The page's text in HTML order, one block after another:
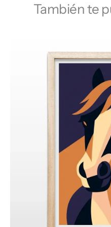
También te